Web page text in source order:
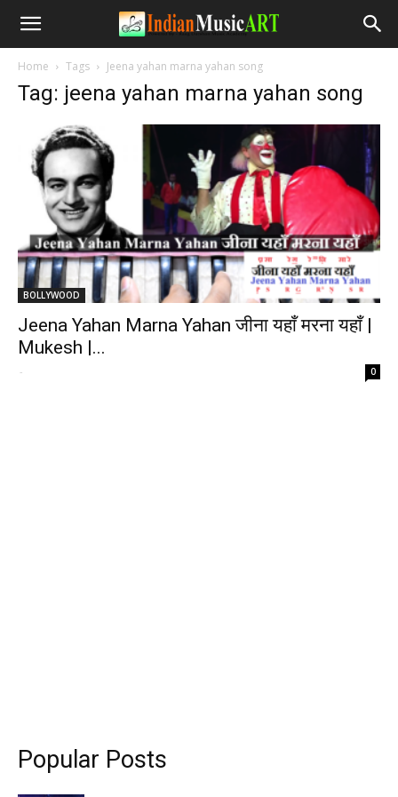
Home Tags Jeena yahan marna yahan song
Tag: jeena yahan marna yahan song
BOLLYWOOD
Jeena Yahan Marna Yahan जीना यहाँ मरना यहाँ |
Mukesh |...
- 0
Popular Posts